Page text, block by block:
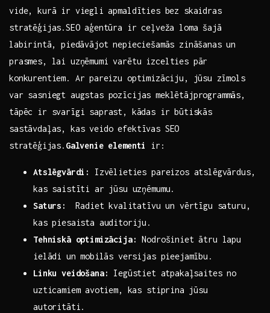
vide, kurā ir viegli ⁣apmaldīties‌ bez skaidras
stratēģijas.SEO⁣ aģentūra ir ceļveža loma šajā
⁤labirintā, piedāvājot nepieciešamās zināšanas un⁣
prasmes, lai ‍uzņēmumi varētu ‍izcelties pār
konkurentiem. Ar ⁤pareizu optimizāciju, jūsu ⁣zīmols‌
var sasniegt augstas pozīcijas meklētājprogrammās,
tāpēc ir svarīgi saprast,⁣ kādas ir ​būtiskās
sastāvdaļas, kas veido efektīvas SEO
⁤stratēģijas. Galvenie elementi ir:
Atslēgvārdi:
Izvēlieties ​pareizos ​atslēgvārdus,
kas saistīti ar ‍jūsu uzņēmumu.
Saturs:
⁢ Radiet kvalitatīvu un vērtīgu saturu,
kas piesaista auditoriju.
Tehniskā optimizācija: Nodrošiniet ātru lapu‌
ielādi ⁣un mobilās versijas pieejamību.
Linku veidošana:
Iegūstiet⁣ atpakaļsaites ⁣no⁤
uzticamiem⁢ avotiem, kas stiprina⁢ jūsu⁤
autoritāti.